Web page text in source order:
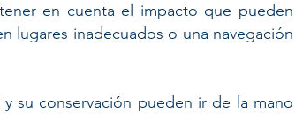
en cuenta el impacto que pueden
lugares inadecuados o una navegación
su conservación pueden ir de la mano